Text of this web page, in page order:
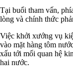
Tại buổi tham vấn,
lòng và chính thức
Việc khởi xướng vụ
vào mặt hàng tôm
xấu tới mối quan hệ
hai nước.